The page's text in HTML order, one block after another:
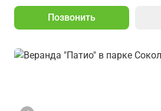
Позвонить